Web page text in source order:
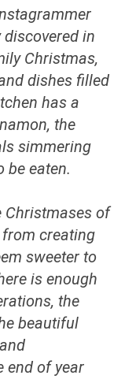
in
Christmas,
dishes filled
has a
the
simmering
be eaten.
Christmases of
creating
sweeter to
is enough
the
beautiful
end of year